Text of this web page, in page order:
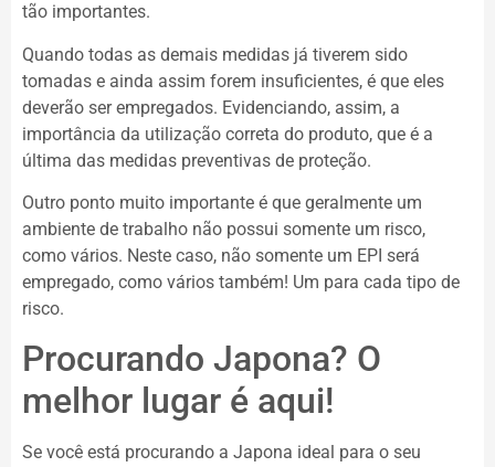
tão importantes.
Quando todas as demais medidas já tiverem sido
tomadas e ainda assim forem insuficientes, é que eles
deverão ser empregados. Evidenciando, assim, a
importância da utilização correta do produto, que é a
última das medidas preventivas de proteção.
Outro ponto muito importante é que geralmente um
ambiente de trabalho não possui somente um risco,
como vários. Neste caso, não somente um EPI será
empregado, como vários também! Um para cada tipo de
risco.
Procurando Japona? O
melhor lugar é aqui!
Se você está procurando a Japona ideal para o seu